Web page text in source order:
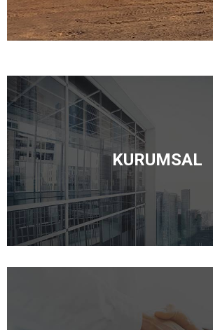
KURUMSAL